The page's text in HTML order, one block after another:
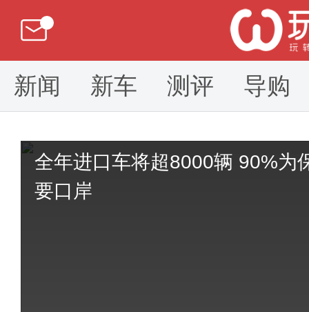
新闻 新车 测评 导购
全年进口车将超8000辆 90%为保时捷 重庆已成内陆整车进口重
要口岸